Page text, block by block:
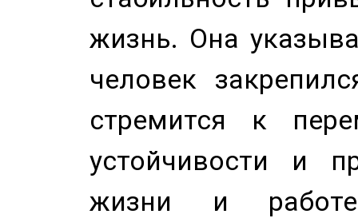
жизнь. Она
человек
стремится к
устойчивости и
жизни и